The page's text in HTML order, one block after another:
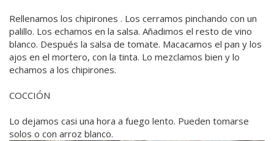
Rellenamos los chipirones . Los cerramos pinchando con un
palillo. Los echamos en la salsa. Añadimos el resto de vino
blanco. Después la salsa de tomate. Macacamos el pan y los
ajos en el mortero, con la tinta. Lo mezclamos bien y lo
echamos a los chipirones.
COCCIÓN
Lo dejamos casi una hora a fuego lento. Pueden tomarse
solos o con arroz blanco.